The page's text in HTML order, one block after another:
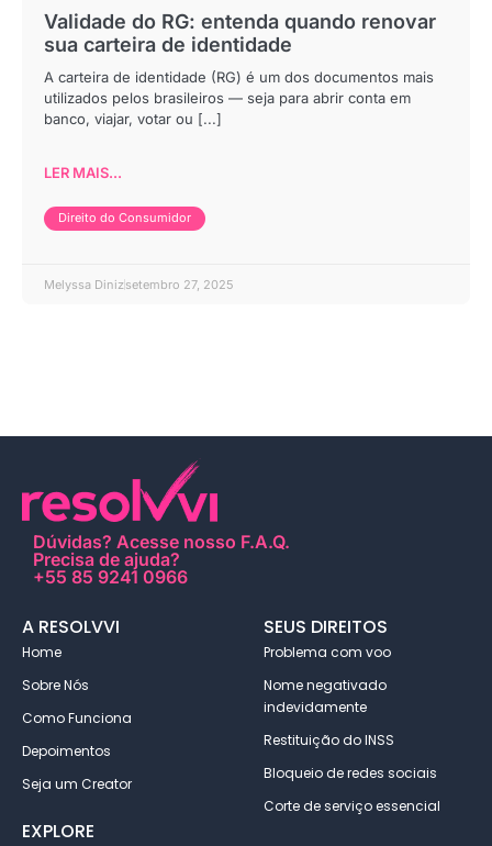
Validade do RG: entenda quando renovar
sua carteira de identidade
A carteira de identidade (RG) é um dos documentos mais
utilizados pelos brasileiros — seja para abrir conta em
banco, viajar, votar ou [...]
LER MAIS...
Direito do Consumidor
Melyssa Diniz setembro 27, 2025
Dúvidas? Acesse nosso F.A.Q.
Precisa de ajuda?
+55 85 9241 0966
A RESOLVVI
Home
Sobre Nós
Como Funciona
Depoimentos
Seja um Creator
SEUS DIREITOS
Problema com voo
Nome negativado
indevidamente
Restituição do INSS
Bloqueio de redes sociais
Corte de serviço essencial
EXPLORE